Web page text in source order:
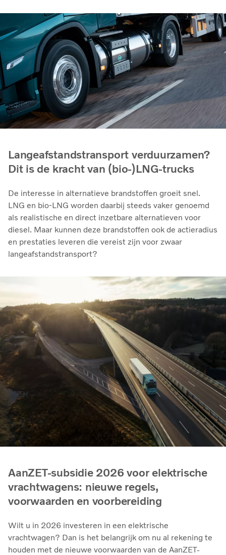
Langeafstandstransport verduurzamen?
Dit is de kracht van (bio-)LNG-trucks
De interesse in alternatieve brandstoffen groeit snel.
LNG en bio‑LNG worden daarbij steeds vaker genoemd
als realistische en direct inzetbare alternatieven voor
diesel. Maar kunnen deze brandstoffen ook de actieradius
en prestaties leveren die vereist zijn voor zwaar
langeafstandstransport?
AanZET-subsidie 2026 voor elektrische
vrachtwagens: nieuwe regels,
voorwaarden en voorbereiding
Wilt u in 2026 investeren in een elektrische
vrachtwagen? Dan is het belangrijk om nu al rekening te
houden met de nieuwe voorwaarden van de AanZET-